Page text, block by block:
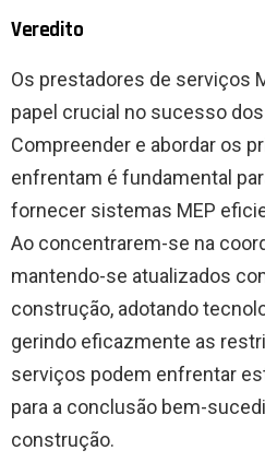
Veredito
Os prestadores de serviços
papel crucial no sucesso
Compreender e abordar os
enfrentam é fundamental
fornecer sistemas MEP
Ao concentrarem-se na
mantendo-se atualizados
construção, adotando
gerindo eficazmente as
serviços podem enfrentar
para a conclusão bem-
construção.